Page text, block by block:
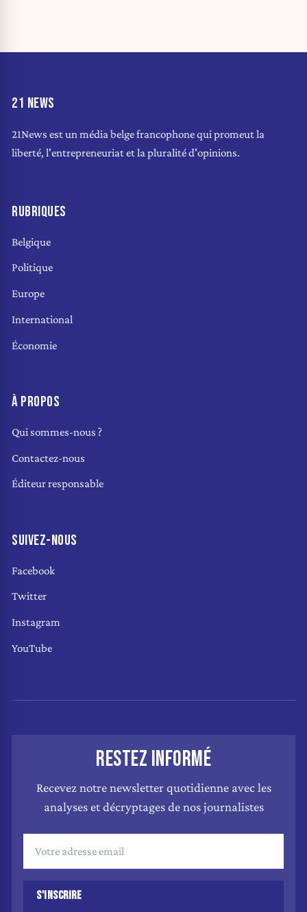
21 NEWS
21News est un média belge francophone qui promeut la
liberté, l'entrepreneuriat et la pluralité d'opinions.
RUBRIQUES
Belgique
Politique
Europe
International
Économie
À PROPOS
Qui sommes-nous ?
Contactez-nous
Éditeur responsable
SUIVEZ-NOUS
Facebook
Twitter
Instagram
YouTube
RESTEZ INFORMÉ
Recevez notre newsletter quotidienne avec les
analyses et décryptages de nos journalistes
S'INSCRIRE